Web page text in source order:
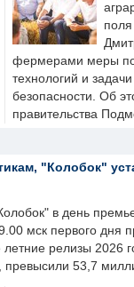
фермерами меры
технологий и
безопасности. Об
правительства
"Колобок"
в день
мск первого дня
релизы 2026
53,7